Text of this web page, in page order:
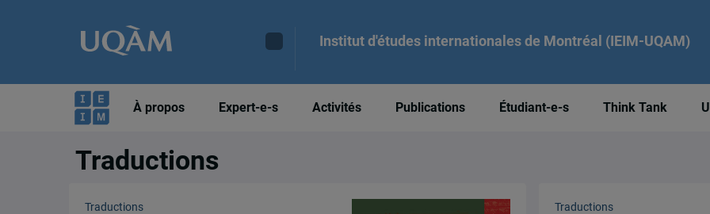
Institut d'études internationales de Montréal (IEIM-UQAM)
À propos Expert-e-s Activités Publications Étudiant-e-s Think Tank
Traductions
Traductions Traductions